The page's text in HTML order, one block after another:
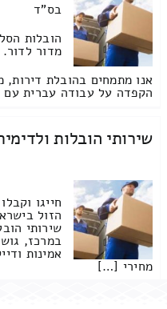
בס"ד
הובלות
מדור לדור.
אנו מתמחים בהובלת דירות,
הקפדה על עבודה עברית
שירותי הובלות
חייגו
הזול
שירותי
במרכז,
אמינות
מחירי […]